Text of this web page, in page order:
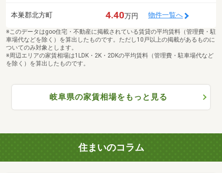
本巣郡北方町 4.40万円 物件一覧へ
※このデータはgoo住宅・不動産に掲載されている賃貸の平均賃料（管理費・駐
車場代などを除く）を算出したものです。ただし10戸以上の掲載があるものに
ついてのみ対象とします。
※周辺エリアの家賃相場は1LDK・2K・2DKの平均賃料（管理費・駐車場代など
を除く）を算出したものです。
岐阜県の家賃相場をもっと見る
住まいのコラム